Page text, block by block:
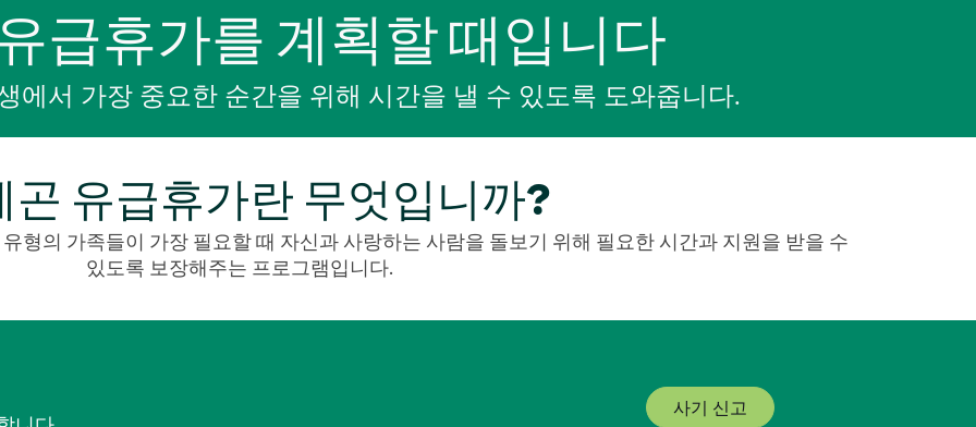
급휴가를 계획할 때입니다
에서 가장 중요한 순간을 위해 시간을 낼 수 있도록 도와줍니다.
곤 유급휴가란 무엇입니까?
형의 가족들이 가장 필요할 때 자신과 사랑하는 사람을 돌보기 위해 필요한 시간과 지원을 받을 수
있도록 보장해주는 프로그램입니다.
사기 신고